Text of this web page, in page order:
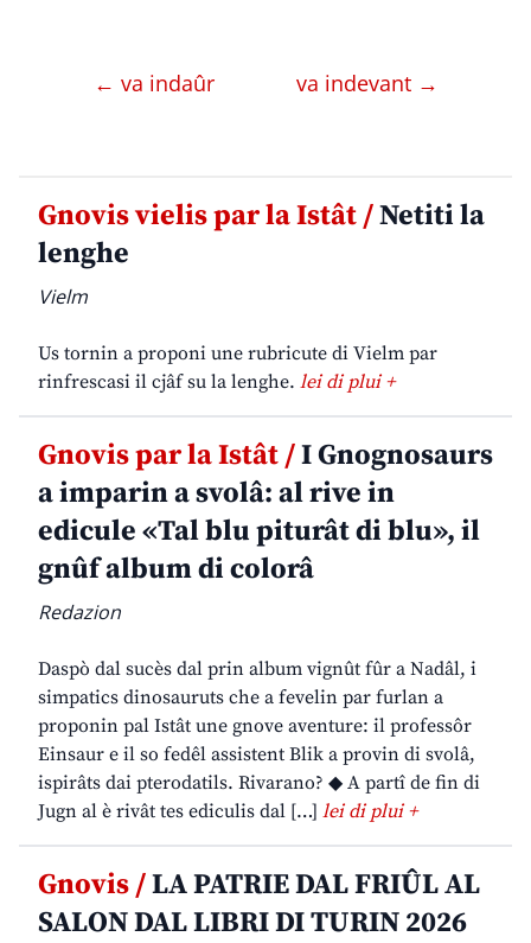
← va indaûr va indevant →
Gnovis vielis par la Istât /Netiti la
lenghe
Vielm
Us tornin a proponi une rubricute di Vielm par
rinfrescasi il cjâf su la lenghe. lei di plui +
Gnovis par la Istât /I Gnognosaurs
a imparin a svolâ: al rive in
edicule «Tal blu piturât di blu», il
gnûf album di colorâ
Redazion
Daspò dal sucès dal prin album vignût fûr a Nadâl, i
simpatics dinosauruts che a fevelin par furlan a
proponin pal Istât une gnove aventure: il professôr
Einsaur e il so fedêl assistent Blik a provin di svolâ,
ispirâts dai pterodatils. Rivarano? ◆ A partî de fin di
Jugn al è rivât tes ediculis dal […] lei di plui +
Gnovis /LA PATRIE DAL FRIÛL AL
SALON DAL LIBRI DI TURIN 2026